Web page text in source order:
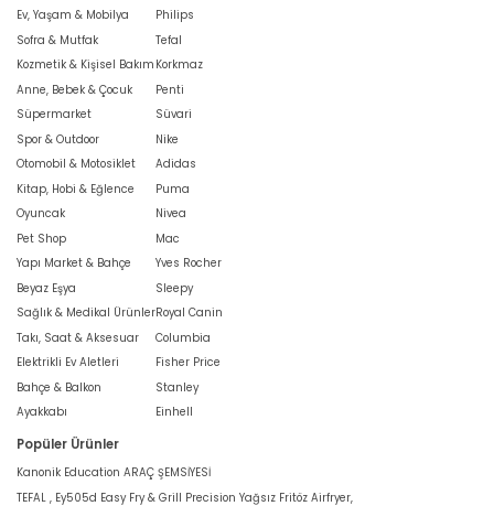
Ev, Yaşam & Mobilya
Sofra & Mutfak
Kozmetik & Kişisel Bakım
Anne, Bebek & Çocuk
Süpermarket
Spor & Outdoor
Otomobil & Motosiklet
Kitap, Hobi & Eğlence
Oyuncak
Pet Shop
Yapı Market & Bahçe
Beyaz Eşya
Sağlık & Medikal Ürünler
Takı, Saat & Aksesuar
Elektrikli Ev Aletleri
Bahçe & Balkon
Ayakkabı
Philips
Tefal
Korkmaz
Penti
Süvari
Nike
Adidas
Puma
Nivea
Mac
Yves Rocher
Sleepy
Royal Canin
Columbia
Fisher Price
Stanley
Einhell
Popüler Ürünler
Kanonik Education ARAÇ ŞEMSİYESİ
TEFAL , Ey505d Easy Fry & Grill Precision Yağsız Fritöz Airfryer,